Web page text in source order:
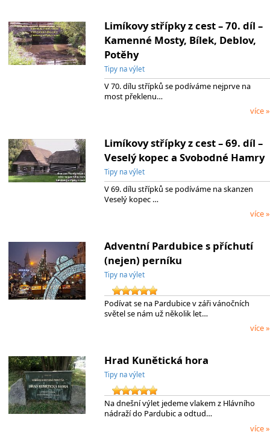
Limíkovy střípky z cest – 70. díl –
Kamenné Mosty, Bílek, Deblov,
Potěhy
Tipy na výlet
V 70. dílu střípků se podíváme nejprve na
most překlenu…
více »
Limíkovy střípky z cest – 69. díl –
Veselý kopec a Svobodné Hamry
Tipy na výlet
V 69. dílu střípků se podíváme na skanzen
Veselý kopec …
více »
Adventní Pardubice s příchutí
(nejen) perníku
Tipy na výlet
Podívat se na Pardubice v záři vánočních
světel se nám už několik let…
více »
Hrad Kunětická hora
Tipy na výlet
Na dnešní výlet jedeme vlakem z Hlávního
nádraží do Pardubic a odtud…
více »